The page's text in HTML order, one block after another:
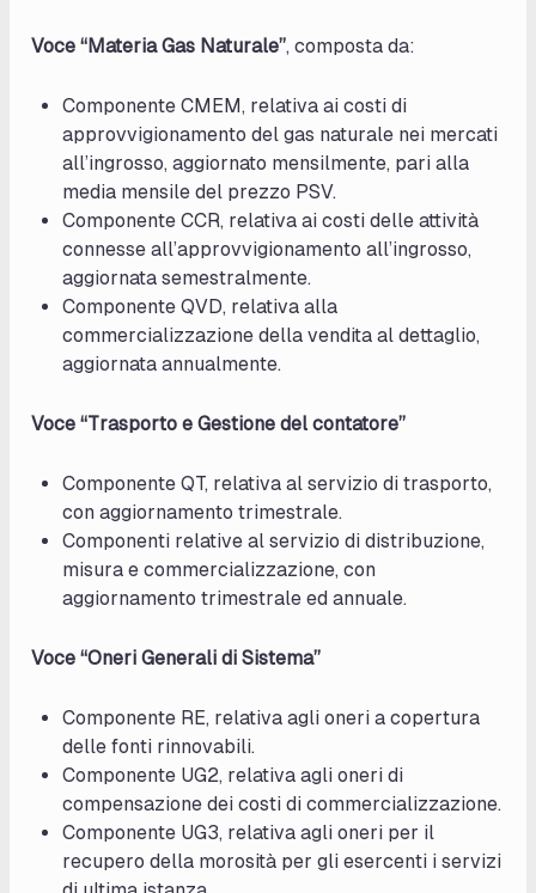
Voce “Materia Gas Naturale”, composta da:
Componente CMEM, relativa ai costi di
approvvigionamento del gas naturale nei mercati
all’ingrosso, aggiornato mensilmente, pari alla
media mensile del prezzo PSV.
Componente CCR, relativa ai costi delle attività
connesse all’approvvigionamento all’ingrosso,
aggiornata semestralmente.
Componente QVD, relativa alla
commercializzazione della vendita al dettaglio,
aggiornata annualmente.
Voce “Trasporto e Gestione del contatore”
Componente QT, relativa al servizio di trasporto,
con aggiornamento trimestrale.
Componenti relative al servizio di distribuzione,
misura e commercializzazione, con
aggiornamento trimestrale ed annuale.
Voce “Oneri Generali di Sistema”
Componente RE, relativa agli oneri a copertura
delle fonti rinnovabili.
Componente UG2, relativa agli oneri di
compensazione dei costi di commercializzazione.
Componente UG3, relativa agli oneri per il
recupero della morosità per gli esercenti i servizi